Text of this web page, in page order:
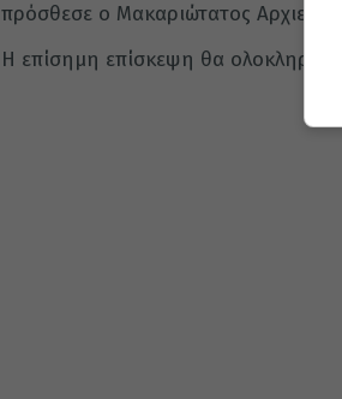
πρόσθεσε ο Μακαριώτατος
Η επίσημη επίσκεψη θα